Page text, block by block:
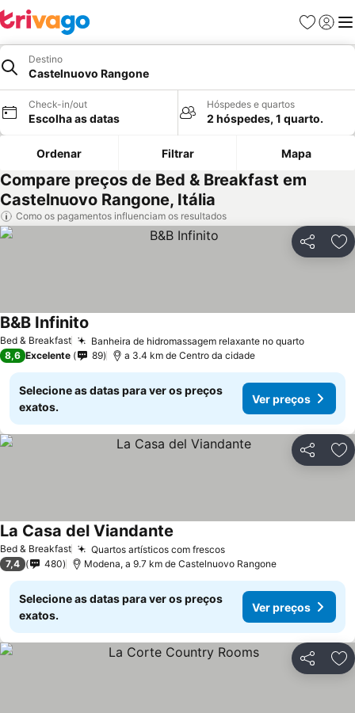
Favoritos
Iniciar
Destino
Castelnuovo Rangone
Check-in/out
Escolha as datas
Hóspedes e quartos
2 hóspedes, 1 quarto.
Ordenar Filtrar Mapa
Compare preços de Bed & Breakfast em
Castelnuovo Rangone, Itália
Como os pagamentos influenciam os resultados
Partilhar
Bed & Breakfast Banheira de hidromassagem relaxante no quartoVer
B&B Infinito
8,6 Excelente 89 a 3.4 km de Centro da cidade
Selecione as datas para ver os preços
exatos.
Ver preços
Partilhar
Bed & Breakfast Quartos artísticos com frescosVer preços
La Casa del Viandante
7,4 480 Modena, a 9.7 km de Castelnuovo Rangone
Selecione as datas para ver os preços
exatos.
Ver preços
Partilhar